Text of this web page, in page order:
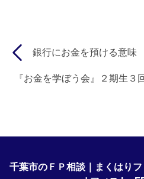
銀行にお金を預ける意味
『お金を学ぼう会』２期生
千葉市のＦＰ相談｜まくはり